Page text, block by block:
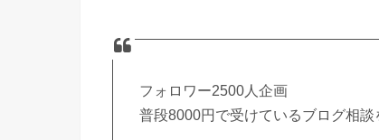
フォロワー2500人企画
普段8000円で受けているブログ相談